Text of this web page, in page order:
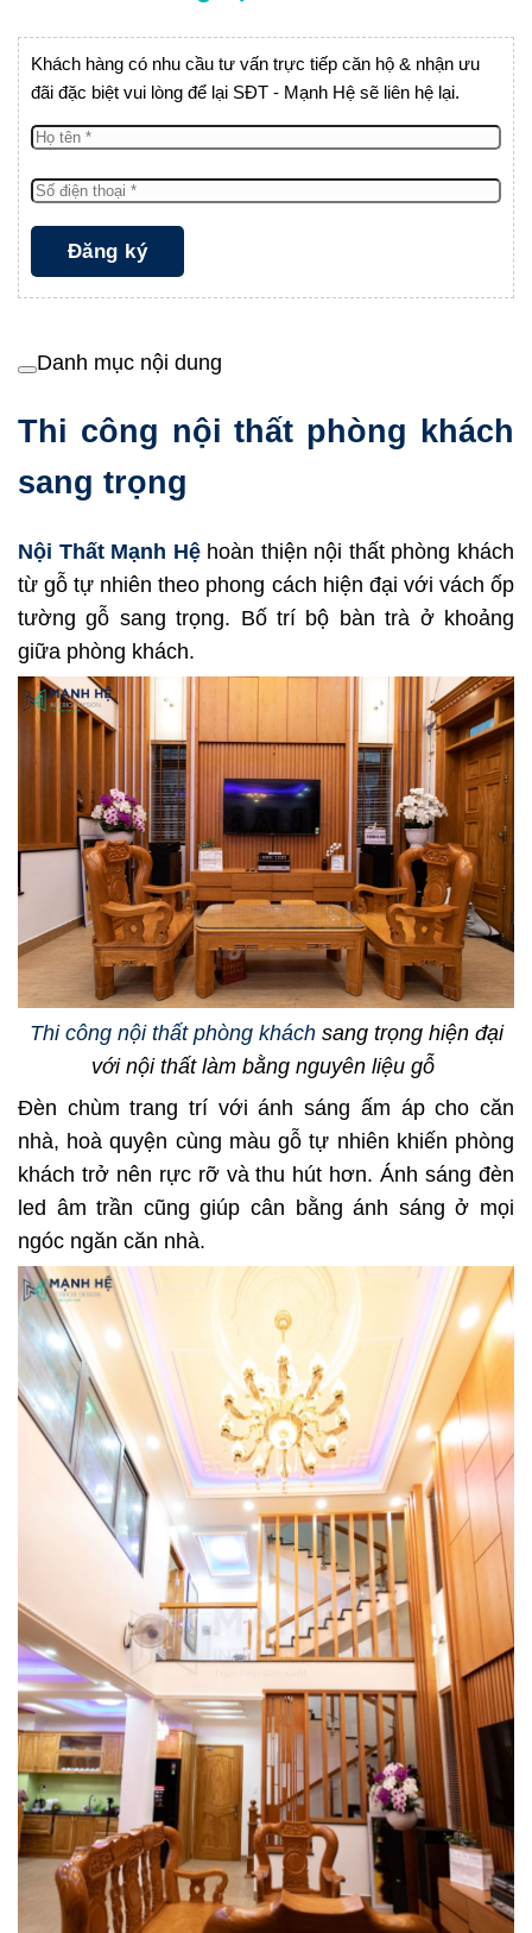
Khách hàng có nhu cầu tư vấn trực tiếp căn hộ & nhận ưu
đãi đặc biệt vui lòng để lại SĐT - Mạnh Hệ sẽ liên hệ lại.
Danh mục nội dung
Thi công nội thất phòng khách
sang trọng
Nội Thất Mạnh Hệhoàn thiện nội thất phòng khách
từ gỗ tự nhiên theo phong cách hiện đại với vách ốp
tường gỗ sang trọng. Bố trí bộ bàn trà ở khoảng
giữa phòng khách.
Thi công nội thất phòng kháchsang trọng hiện đại
với nội thất làm bằng nguyên liệu gỗ
Đèn chùm trang trí với ánh sáng ấm áp cho căn
nhà, hoà quyện cùng màu gỗ tự nhiên khiến phòng
khách trở nên rực rỡ và thu hút hơn. Ánh sáng đèn
led âm trần cũng giúp cân bằng ánh sáng ở mọi
ngóc ngăn căn nhà.